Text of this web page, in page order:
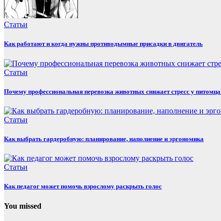
Статьи
Как работают и когда нужны противодымные присадки в двигатель
Статьи
Почему профессиональная перевозка животных снижает стресс у
Статьи
Как выбрать гардеробную: планирование, наполнение и эргономика
Статьи
Как педагог может помочь взрослому раскрыть голос
You missed